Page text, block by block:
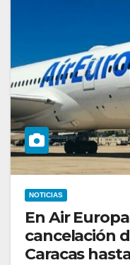
NOTICIAS
En Air
cancelación
Caracas